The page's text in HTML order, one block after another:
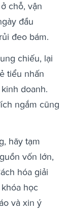
chỗ, vận
đầu
đeo bám.
chiếu, lại
tiểu nhấn
doanh.
ngắm cũng
hãy tạm
vốn lớn,
hóa giải
học
và xin ý